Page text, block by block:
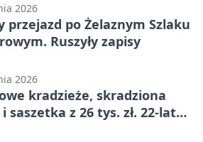
2026
przejazd po Żelaznym Szlaku
Ruszyły zapisy
2026
kradzieże, skradziona
saszetka z 26 tys. zł. 22-latek